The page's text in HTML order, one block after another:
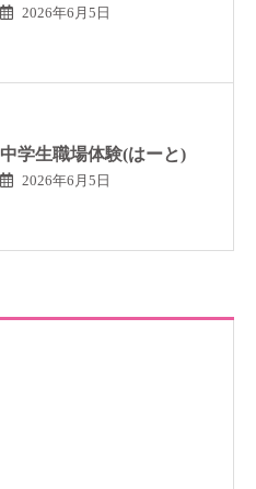
2026年6月5日
中学生職場体験(はーと)
2026年6月5日